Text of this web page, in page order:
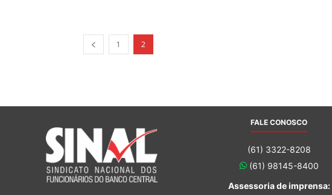
1 2
FALE CONOSCO
(61) 3322-8208
(61) 98145-8400
Assessoria de imprensa: